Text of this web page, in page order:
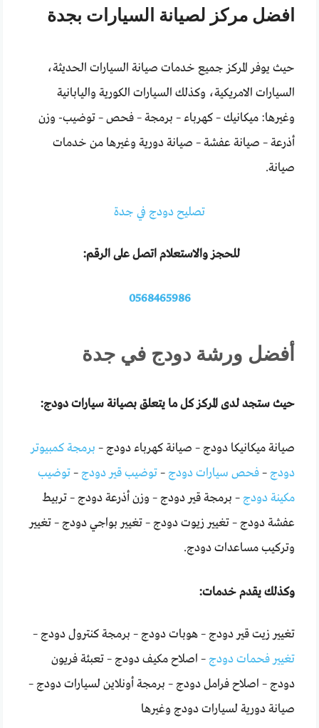
افضل مركز لصيانة السيارات بجدة
حيث يوفر المركز جميع خدمات صيانة السيارات الحديثة،
السيارات الامريكية، وكذلك السيارات الكورية واليابانية
وغيرها: ميكانيك – كهرباء – برمجة – فحص – توضيب- وزن
أذرعة – صيانة عفشة – صيانة دورية وغيرها من خدمات
صيانة.
تصليح دودج في جدة
للحجز والاستعلام اتصل على الرقم:
0568465986
أفضل ورشة دودج في جدة
حيث ستجد لدى المركز كل ما يتعلق بصيانة سيارات دودج:
صيانة ميكانيكا دودج – صيانة كهرباء دودج – برمجة كمبيوتر
دودج–فحص سيارات دودج–توضيب قير دودج–توضيب
مكينة دودج– برمجة قير دودج – وزن أذرعة دودج – تربيط
عفشة دودج – تغيير زيوت دودج – تغيير بواجي دودج – تغيير
وتركيب مساعدات دودج.
وكذلك يقدم خدمات:
تغيير زيت قير دودج – هوبات دودج – برمجة كنترول دودج –
تغيير فحمات دودج– اصلاح مكيف دودج – تعبئة فريون
دودج – اصلاح فرامل دودج – برمجة أونلاين لسيارات دودج –
صيانة دورية لسيارات دودج وغيرها